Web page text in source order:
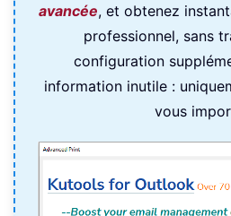
avancée, et obtenez
professionnel, sans
configuration
information inutile :
vous